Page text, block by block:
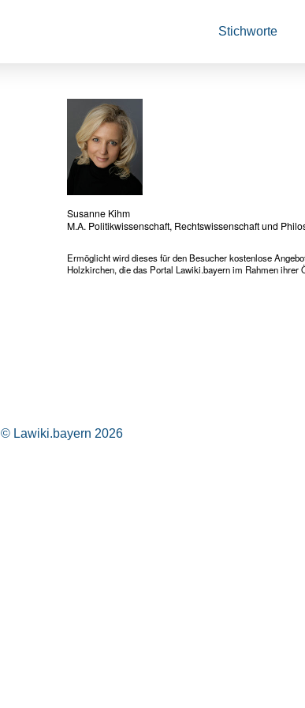
Stichworte
Susanne Kihm
M.A. Politikwissenschaft, Rechtswissenschaft und
Ermöglicht wird dieses für den Besucher kostenlose
Holzkirchen, die das Portal Lawiki.bayern im Rahmen ihrer
© Lawiki.bayern 2026